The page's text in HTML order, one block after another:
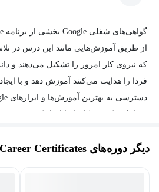
شرح چگونگی پیشرفت مستمر و بهبود
رضایت مشتری
شرح علت و نحوه انجام بازنگری
موثر وضعیت پروژه را به اطلاع دیگران
از طریق آموزش‌هایی مانند این درس در
که نیروی کار امروز را تشکیل می‌دهند و
فردا را هدایت می‌کنند آموزش دهد و با
دیگر دوره‌های Google Career Certificates